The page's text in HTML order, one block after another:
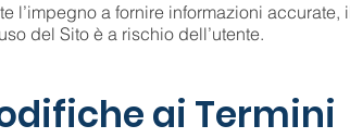
l’impegno a fornire informazioni
del Sito è a rischio dell’utente.
ai Termini